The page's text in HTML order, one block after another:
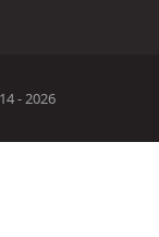
- 2026